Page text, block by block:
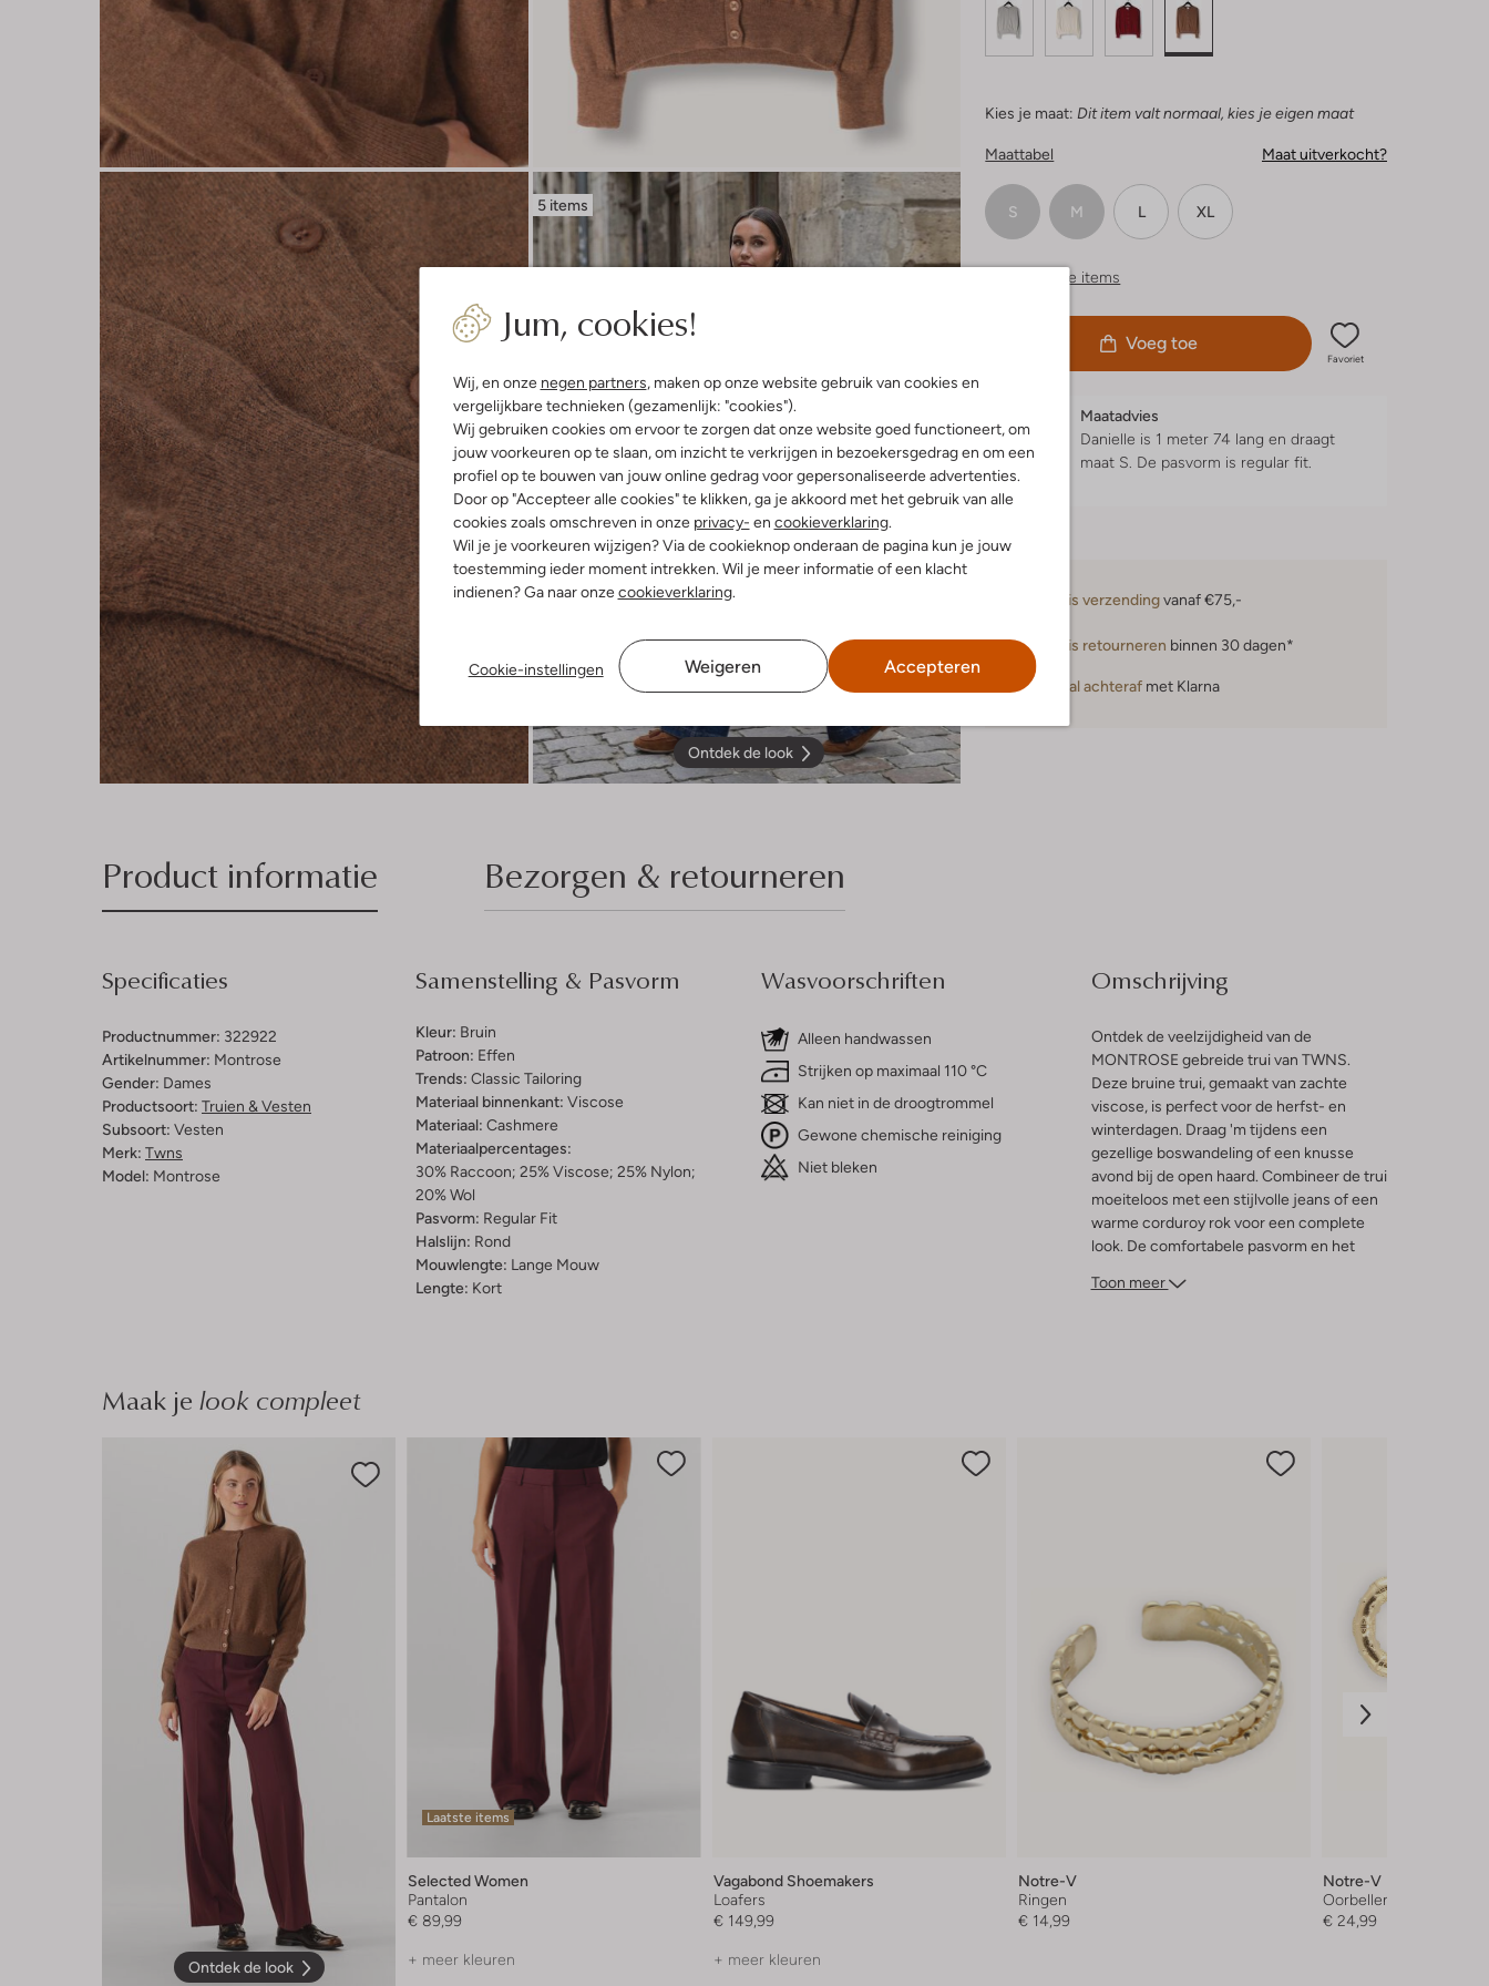
Jum, cookies!
Wij, en onze negen partners, maken op onze website gebruik van cookies en
vergelijkbare technieken (gezamenlijk: "cookies").
Wij gebruiken cookies om ervoor te zorgen dat onze website goed functioneert, om
jouw voorkeuren op te slaan, om inzicht te verkrijgen in bezoekersgedrag en om een
profiel op te bouwen van jouw online gedrag voor gepersonaliseerde advertenties.
Door op "Accepteer alle cookies" te klikken, ga je akkoord met het gebruik van alle
cookies zoals omschreven in onze privacy- en cookieverklaring.
Wil je je voorkeuren wijzigen? Via de cookieknop onderaan de pagina kun je jouw
toestemming ieder moment intrekken. Wil je meer informatie of een klacht
indienen? Ga naar onzecookieverklaring.
Cookie-instellingen Weigeren Accepteren
5 items
Ontdek de look
Kies je maat: Dit item valt normaal, kies je eigen maat
Maattabel Maat uitverkocht?
S M L XL
Vergelijkbare items
Voeg toe
Favoriet
Maatadvies
Danielle is 1 meter 74 lang en draagt
maat S. De pasvorm is regular fit.
Gratis verzendingvanaf €75,-
Gratis retourneren binnen 30 dagen*
Betaal achteraf met Klarna
Product informatie Bezorgen & retourneren
Specificaties
Productnummer: 322922
Artikelnummer: Montrose
Gender: Dames
Productsoort: Truien & Vesten
Subsoort: Vesten
Merk: Twns
Model: Montrose
Samenstelling & Pasvorm
Kleur: Bruin
Patroon: Effen
Trends: Classic Tailoring
Materiaal binnenkant: Viscose
Materiaal: Cashmere
Materiaalpercentages:
30% Raccoon; 25% Viscose; 25% Nylon;
20% Wol
Pasvorm: Regular Fit
Halslijn: Rond
Mouwlengte: Lange Mouw
Lengte: Kort
Wasvoorschriften
Alleen handwassen
Strijken op maximaal 110 °C
Kan niet in de droogtrommel
Gewone chemische reiniging
Niet bleken
Omschrijving
Ontdek de veelzijdigheid van de
MONTROSE gebreide trui van TWNS.
Deze bruine trui, gemaakt van zachte
viscose, is perfect voor de herfst- en
winterdagen. Draag 'm tijdens een
gezellige boswandeling of een knusse
avond bij de open haard. Combineer de trui
moeiteloos met een stijlvolle jeans of een
warme corduroy rok voor een complete
look. De comfortabele pasvorm en het
onmisbare aanvulling op je garderobe. Laat
Toon meer
Maak je look compleet
Ontdek de look
Laatste items
Selected Women
Pantalon
€ 89,99
+ meer kleuren
Vagabond Shoemakers
Loafers
€ 149,99
+ meer kleuren
Notre-V
Ringen
€ 14,99
Notre-V
Oorbellen
€ 24,99